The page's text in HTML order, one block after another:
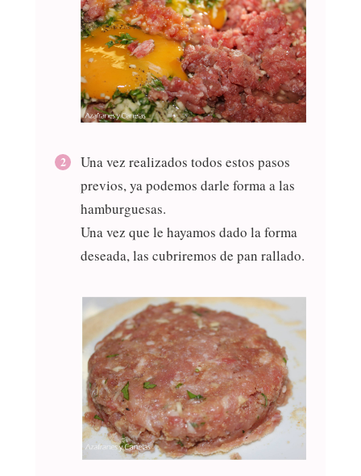
Una vez realizados todos estos pasos
previos, ya podemos darle forma a las
hamburguesas.
Una vez que le hayamos dado la forma
deseada, las cubriremos de pan rallado.